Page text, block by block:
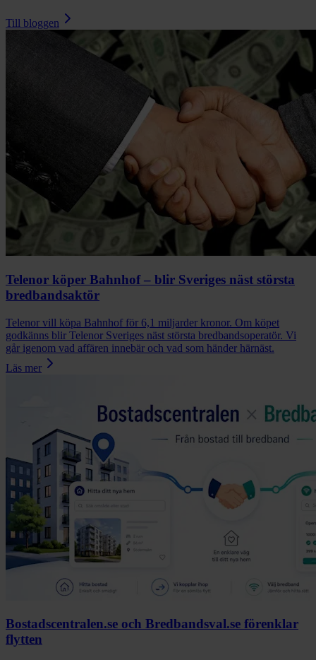
Till bloggen
Telenor köper Bahnhof – blir Sveriges näst största
bredbandsaktör
Telenor vill köpa Bahnhof för 6,1 miljarder kronor. Om köpet
godkänns blir Telenor Sveriges näst största bredbandsoperatör. Vi
går igenom vad affären innebär och vad som händer härnäst.
Läs mer
Bostadscentralen.se och Bredbandsval.se förenklar
flytten